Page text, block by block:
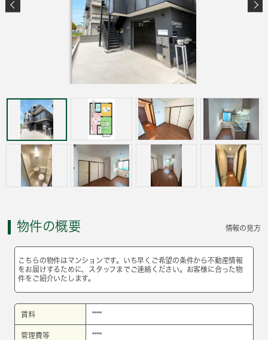
物件の概要 情報の見方
こちらの物件はマンションです。いち早くご希望の条件から不動産情報
をお届けするために、スタッフまでご連絡ください。お客様に合った物
件をご紹介いたします。
賃料 ****
管理費等 ****